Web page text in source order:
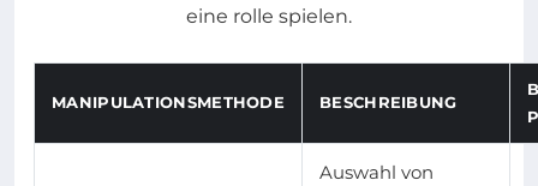
MANIPULATIONSMETHODE BESCHREIBUNG
Auswahl von